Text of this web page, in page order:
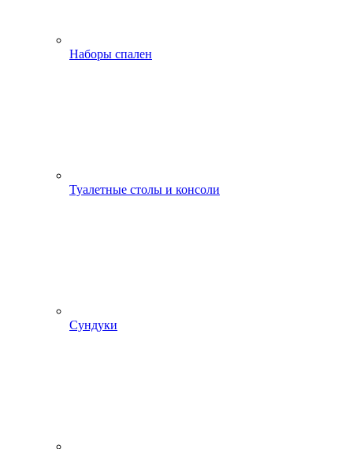
Наборы спален
Туалетные столы и консоли
Сундуки